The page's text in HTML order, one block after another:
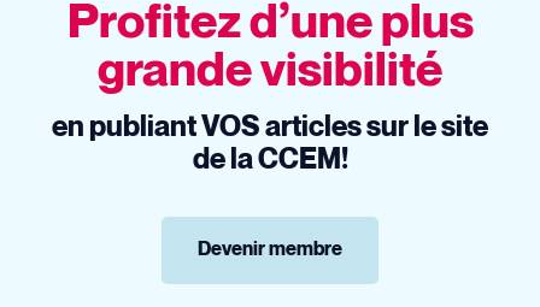
Profitez d’une plus
grande visibilité
en publiant VOS articles sur le site
de la CCEM!
Devenir membre